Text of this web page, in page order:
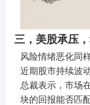
三，美股承压
风险情绪恶化同
近期股市持续波
总裁表示，市场
块的回报能否匹